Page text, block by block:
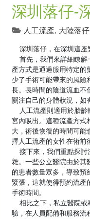
深圳落仔-
人工流產, 大陸落仔
深圳落仔 ，在深圳這
產方式是通過服用特定的
少了手術可能帶來的風險
長。長時間的陰道流血不
關注自己的身體狀況，如
宮內吸出。這種流產方式
大，術後恢復的時間可能
擇人工流產的女性在術前
雜。一些公立醫院由於其
的患者數量眾多，導致預
緊張，這就使得預約流產
手術時間。
驗，在人員配備和服務流